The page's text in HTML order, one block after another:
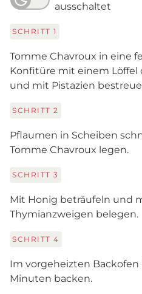
ausschaltet
SCHRITT 1
Tomme Chavroux in eine
Konfitüre mit einem Löffel
und mit Pistazien
SCHRITT 2
Pflaumen in Scheiben
Tomme Chavroux legen.
SCHRITT 3
Mit Honig beträufeln und
Thymianzweigen belegen.
SCHRITT 4
Im vorgeheizten Backofen
Minuten backen.